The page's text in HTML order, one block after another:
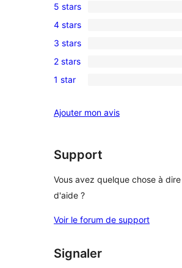
18
5-
star
reviews
5 stars
0
4-
star
reviews
4 stars
0
3-
star
3 stars
0
2-
reviews
2 stars
0
star
1 star
Ajouter mon avis
Support
Vous avez quelque chose à dire
d'aide ?
Voir le forum de support
Signaler